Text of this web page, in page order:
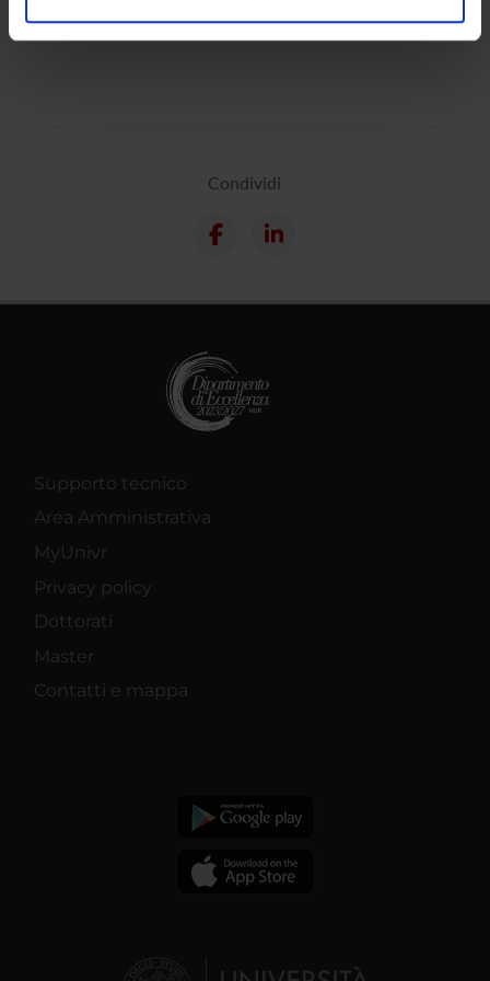
analizzare il nostro traffico. Condividiamo inoltre
Condividi
Supporto tecnico
Area Amministrativa
MyUnivr
Privacy policy
Dottorati
Master
Contatti e mappa